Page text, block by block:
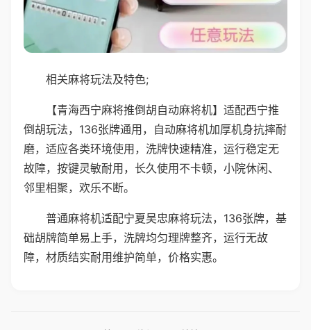
相关麻将玩法及特色;
【青海西宁麻将推倒胡自动麻将机】适配西宁推
倒胡玩法，136张牌通用，自动麻将机加厚机身抗摔耐
磨，适应各类环境使用，洗牌快速精准，运行稳定无
故障，按键灵敏耐用，长久使用不卡顿，小院休闲、
邻里相聚，欢乐不断。
普通麻将机适配宁夏吴忠麻将玩法，136张牌，基
础胡牌简单易上手，洗牌均匀理牌整齐，运行无故
障，材质结实耐用维护简单，价格实惠。